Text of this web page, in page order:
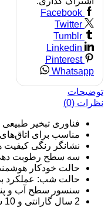
Facebook
Twitter
Tumblr
Linkedin
Pinterest
Whatsapp
توضیحات
نظرات (0)
فناوری تبخیر طبیعی
مناسب برای اتاق‌های تا 45 متر
نشانگر رنگی کیفیت
سه سطح رطوبت دهی
حالت خودکار
حالت شب: عملکرد
سنسور سطح آب و
2 سال گارانتی و 10 سال خدمات پس از فروش